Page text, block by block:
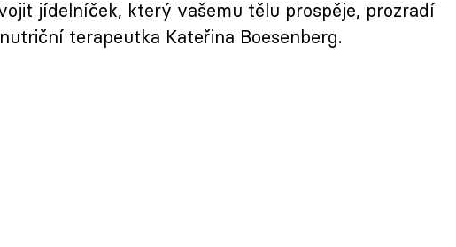
jídelníček, který vašemu tělu prospěje, prozradí
terapeutka Kateřina Boesenberg.